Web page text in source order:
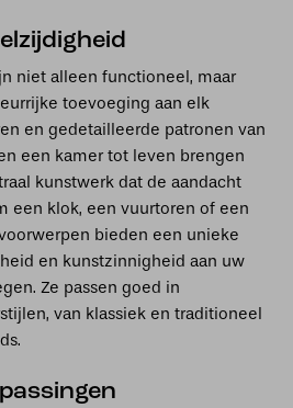
niet alleen functioneel, maar
toevoeging aan elk
en gedetailleerde patronen van
een kamer tot leven brengen
kunstwerk dat de aandacht
een klok, een vuurtoren of een
bieden een unieke
en kunstzinnigheid aan uw
Ze passen goed in
van klassiek en traditioneel